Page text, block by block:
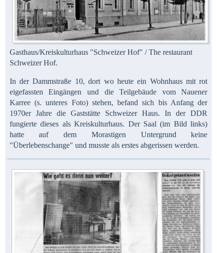
Gasthaus/Kreiskulturhaus "Schweizer Hof" / The restaurant
Schweizer Hof.
In der Dammstraße 10, dort wo heute ein Wohnhaus mit rot
eigefassten Eingängen und die Teilgebäude vom Nauener
Karree (s. unteres Foto) stehen, befand sich bis Anfang der
1970er Jahre die Gaststätte Schweizer Haus. In der DDR
fungierte dieses als Kreiskulturhaus. Der Saal (im Bild links)
hatte auf dem Morastigen Untergrund keine
"Überlebenschange" und musste als erstes abgerissen werden.